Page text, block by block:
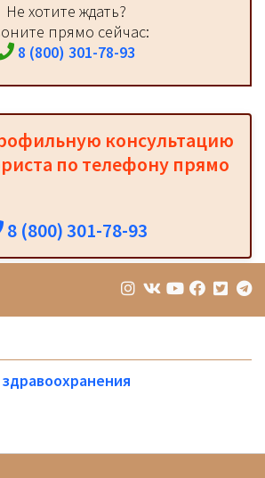
Не хотите ждать?
прямо сейчас:
8 (800) 301-78-93
консультацию
по телефону прямо
8 (800) 301-78-93